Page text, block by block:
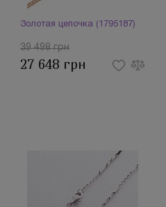
Золотая цепочка (1795187)
39 498 грн
27 648 грн